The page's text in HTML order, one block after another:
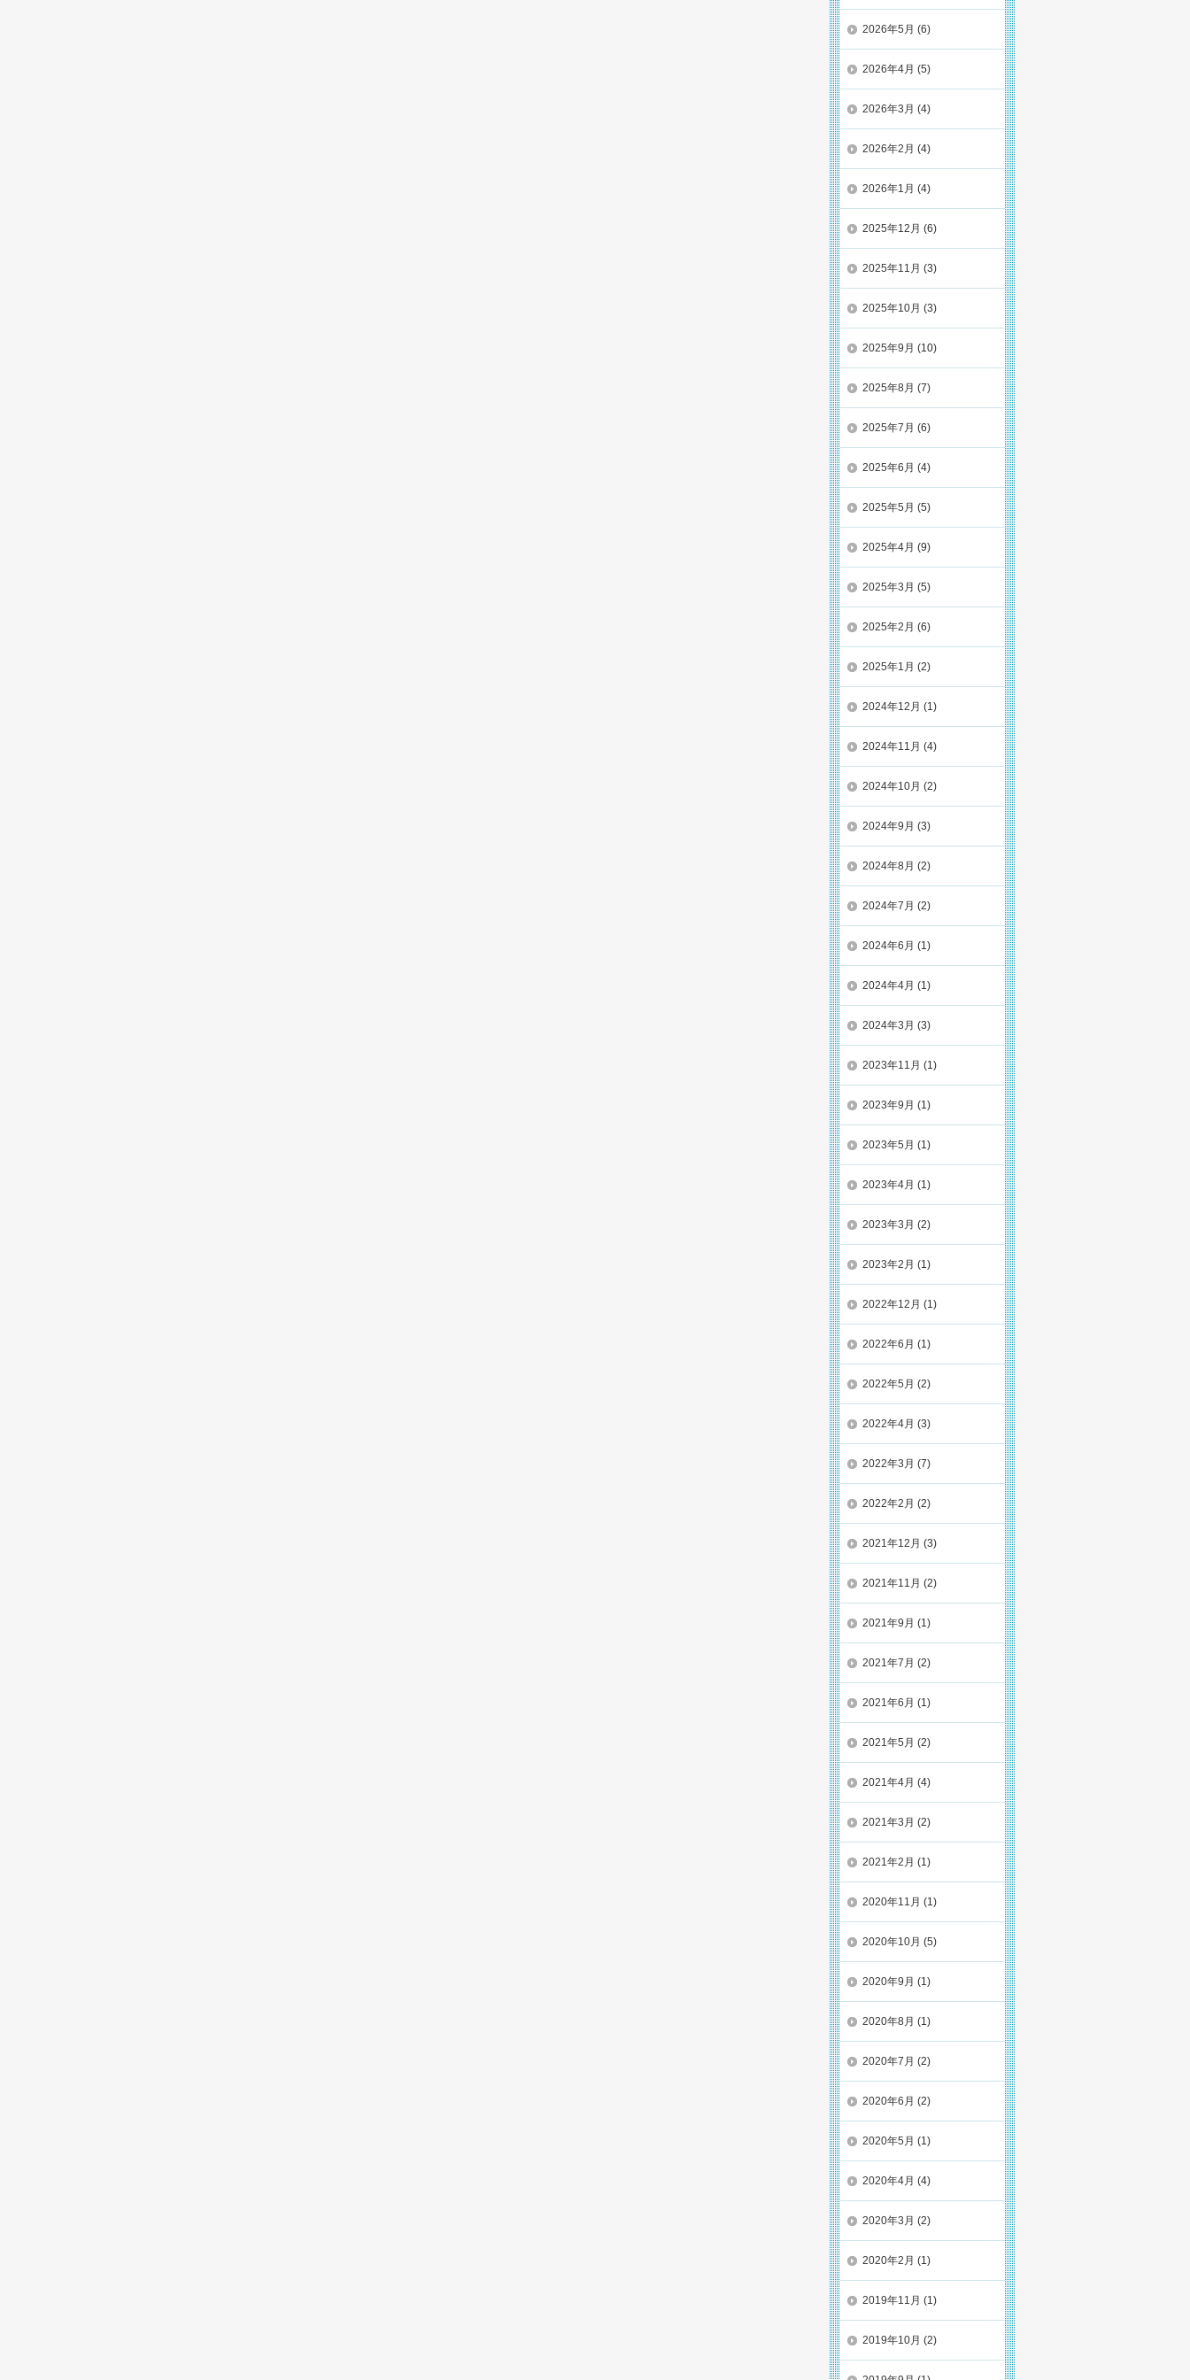
2026年5月 (6)
2026年4月 (5)
2026年3月 (4)
2026年2月 (4)
2026年1月 (4)
2025年12月 (6)
2025年11月 (3)
2025年10月 (3)
2025年9月 (10)
2025年8月 (7)
2025年7月 (6)
2025年6月 (4)
2025年5月 (5)
2025年4月 (9)
2025年3月 (5)
2025年2月 (6)
2025年1月 (2)
2024年12月 (1)
2024年11月 (4)
2024年10月 (2)
2024年9月 (3)
2024年8月 (2)
2024年7月 (2)
2024年6月 (1)
2024年4月 (1)
2024年3月 (3)
2023年11月 (1)
2023年9月 (1)
2023年5月 (1)
2023年4月 (1)
2023年3月 (2)
2023年2月 (1)
2022年12月 (1)
2022年6月 (1)
2022年5月 (2)
2022年4月 (3)
2022年3月 (7)
2022年2月 (2)
2021年12月 (3)
2021年11月 (2)
2021年9月 (1)
2021年7月 (2)
2021年6月 (1)
2021年5月 (2)
2021年4月 (4)
2021年3月 (2)
2021年2月 (1)
2020年11月 (1)
2020年10月 (5)
2020年9月 (1)
2020年8月 (1)
2020年7月 (2)
2020年6月 (2)
2020年5月 (1)
2020年4月 (4)
2020年3月 (2)
2020年2月 (1)
2019年11月 (1)
2019年10月 (2)